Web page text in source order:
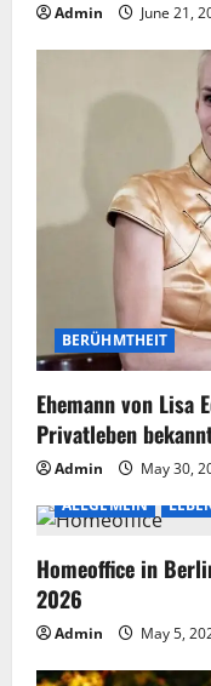
Admin June 21,
BERÜHMTHEIT
Ehemann von Lisa
Privatleben
Admin May 30,
ALLGEMEIN
Homeoffice in
2026
Admin May 5,